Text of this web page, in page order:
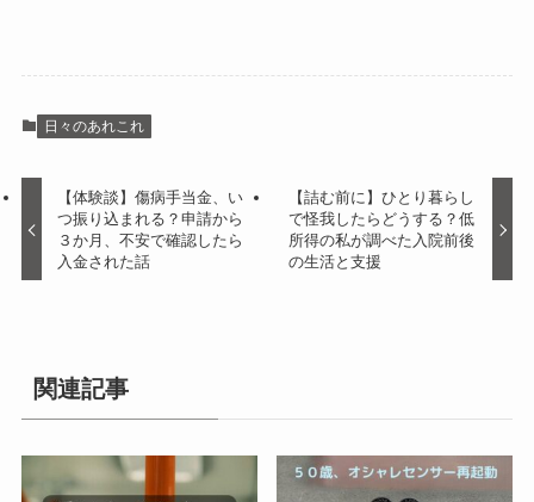
日々のあれこれ
【体験談】傷病手当金、い
つ振り込まれる？申請から
３か月、不安で確認したら
入金された話
【詰む前に】ひとり暮らし
で怪我したらどうする？低
所得の私が調べた入院前後
の生活と支援
関連記事